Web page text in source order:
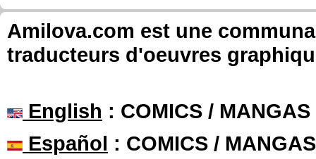
Amilova.com est une
traducteurs d'oeuvres
English : COMICS /
Español : COMICS /